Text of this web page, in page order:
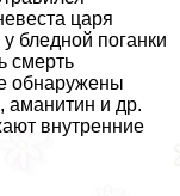
царя
бледной поганки
cмepть
обнаружены
аманитин и др.
внутренние